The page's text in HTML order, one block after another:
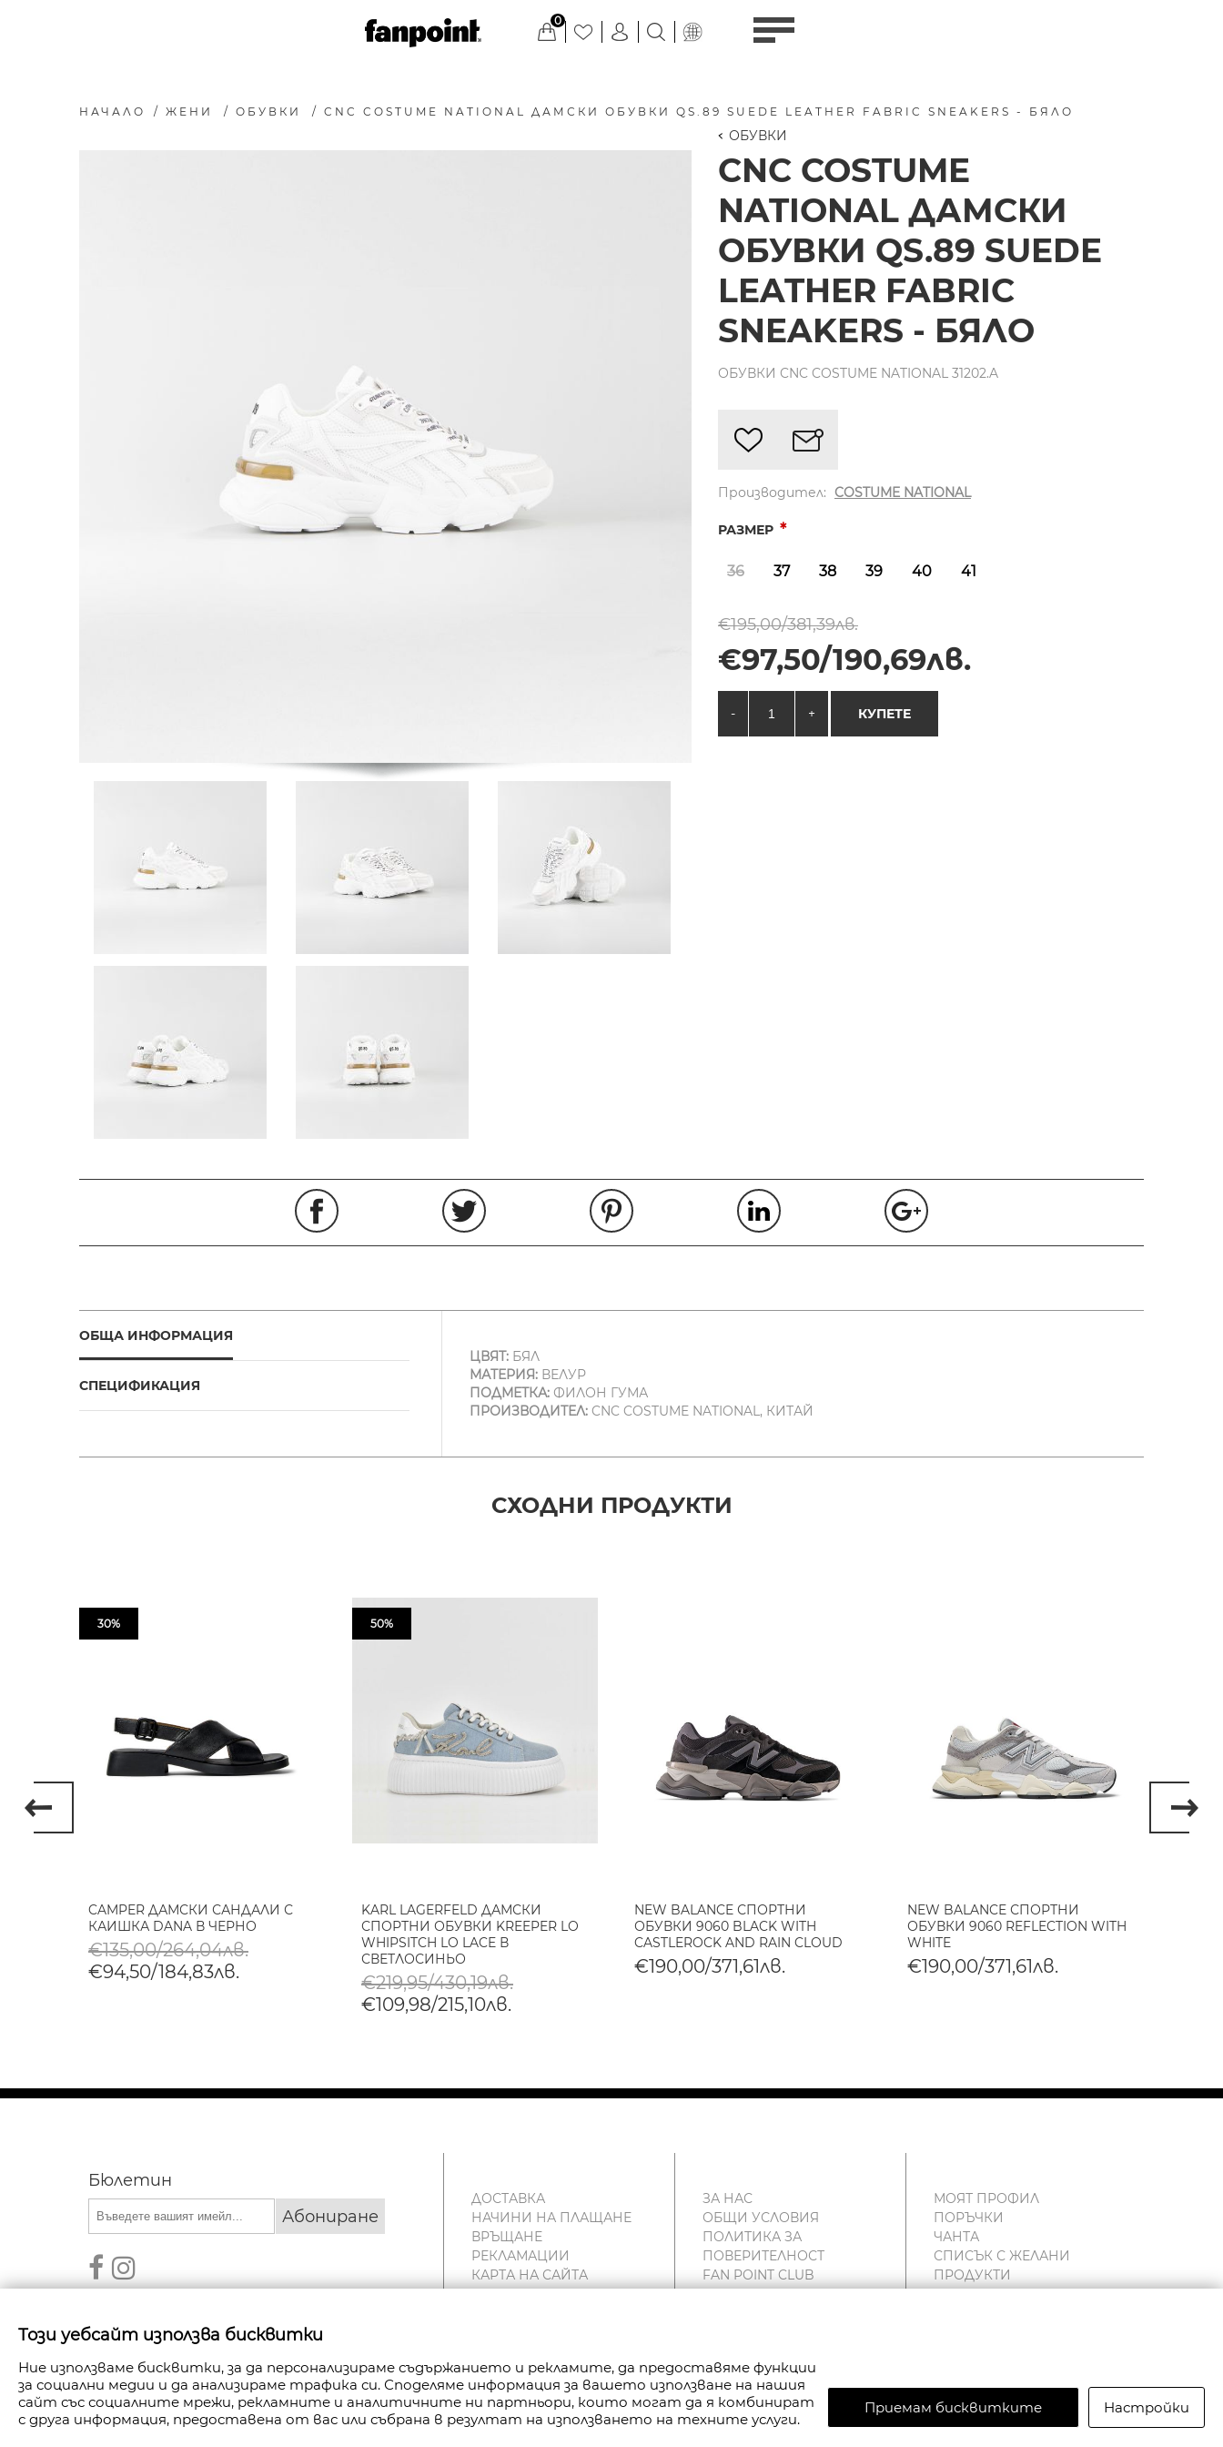
0
НАЧАЛО / ЖЕНИ / ОБУВКИ / CNC COSTUME NATIONAL ДАМСКИ ОБУВКИ QS.89 SUEDE LEATHER FABRIC SNEAKERS - БЯЛО
ОБУВКИ
CNC COSTUME
NATIONAL ДАМСКИ
ОБУВКИ QS.89 SUEDE
LEATHER FABRIC
SNEAKERS - БЯЛО
ОБУВКИ CNC COSTUME NATIONAL 31202.A
Производител: COSTUME NATIONAL
РАЗМЕР *
36 37 38 39 40 41
€195,00/381,39лв.
€97,50/190,69лв.
- + КУПЕТЕ
ОБЩА ИНФОРМАЦИЯ
СПЕЦИФИКАЦИЯ
ЦВЯТ:БЯЛ
МАТЕРИЯ:ВЕЛУР
ПОДМЕТКА:ФИЛОН ГУМА
ПРОИЗВОДИТЕЛ:CNC COSTUME NATIONAL, КИТАЙ
СХОДНИ ПРОДУКТИ
30%
CAMPER ДАМСКИ САНДАЛИ С
КАИШКА DANA В ЧЕРНО
€135,00/264,04лв.
€94,50/184,83лв.
50%
KARL LAGERFELD ДАМСКИ
СПОРТНИ ОБУВКИ KREEPER LO
WHIPSITCH LO LACE В
СВЕТЛОСИНЬО
€219,95/430,19лв.
€109,98/215,10лв.
NEW BALANCE СПОРТНИ
ОБУВКИ 9060 BLACK WITH
CASTLEROCK AND RAIN CLOUD
€190,00/371,61лв.
NEW BALANCE СПОРТНИ
ОБУВКИ 9060 REFLECTION WITH
WHITE
€190,00/371,61лв.
Бюлетин
Абониране
ДОСТАВКА
НАЧИНИ НА ПЛАЩАНЕ
ВРЪЩАНЕ
РЕКЛАМАЦИИ
КАРТА НА САЙТА
КОНТАКТИ
ЗА НАС
ОБЩИ УСЛОВИЯ
ПОЛИТИКА ЗА
ПОВЕРИТЕЛНОСТ
FAN POINT CLUB
МАГАЗИНИ
МОЯТ ПРОФИЛ
ПОРЪЧКИ
ЧАНТА
СПИСЪК С ЖЕЛАНИ
ПРОДУКТИ
АВТОРСКИ ПРАВА © 2026 FANPOINT. ВСИЧКИ ПРАВА ЗАПАЗЕНИ.
СЪЗДАДЕНО ОТ NAVTECH GROUP
Този уебсайт използва бисквитки
Ние използваме бисквитки, за да персонализираме съдържанието и рекламите, да предоставяме функции
за социални медии и да анализираме трафика си. Споделяме информация за вашето използване на нашия
сайт със социалните мрежи, рекламните и аналитичните ни партньори, които могат да я комбинират
с друга информация, предоставена от вас или събрана в резултат на използването на техните услуги.
Приемам бисквитките Настройки